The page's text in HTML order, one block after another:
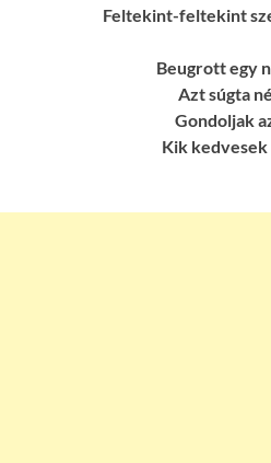
Feltekint-feltekint
Beugrott egy
Azt súgta
Gondoljak
Kik kedvesek